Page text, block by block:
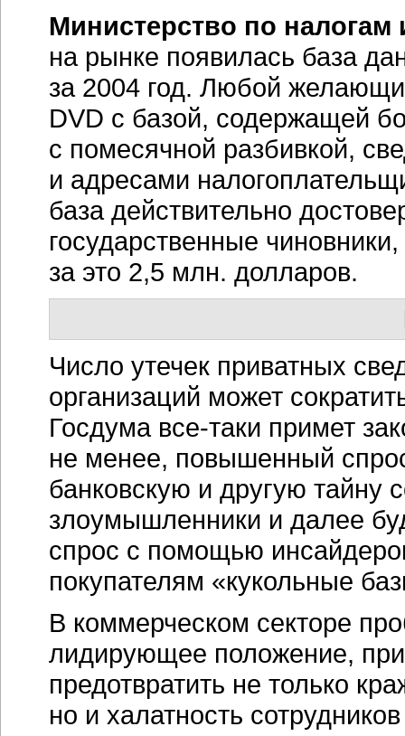
Министерство по налогам
на рынке появилась база
за 2004 год. Любой
DVD с базой, содержащей
с помесячной разбивкой,
и адресами
база действительно
государственные
за это 2,5 млн. долларов.
Число утечек приватных
организаций может
Госдума все-таки примет
не менее, повышенный
банковскую и другую тайну
злоумышленники и далее
спрос с помощью
покупателям «кукольные
В коммерческом секторе
лидирующее положение,
предотвратить не только
но и халатность